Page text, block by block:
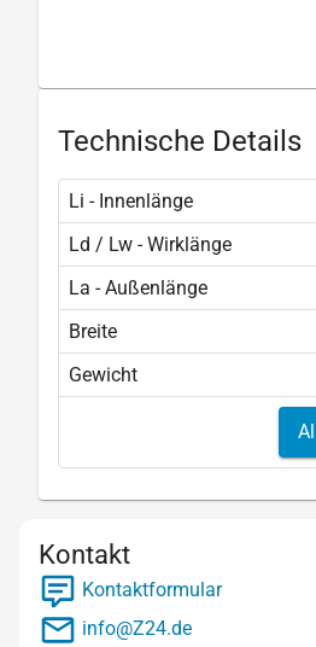
Technische Details
Li - Innenlänge
Ld / Lw - Wirklänge
La - Außenlänge
Breite
Gewicht
Kontakt
Kontaktformular
info@Z24.de